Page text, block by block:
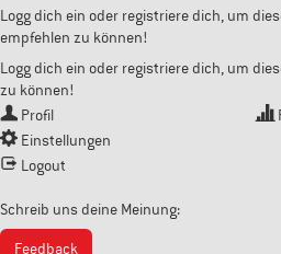
Logg dich ein oder registriere dich, um
empfehlen zu können!
Logg dich ein oder registriere dich, um
zu können!
Profil
Einstellungen
Logout
Schreib uns deine Meinung:
Feedback